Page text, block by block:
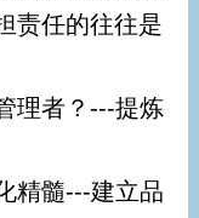
责任的往往是
理者？---提炼
精髓---建立品